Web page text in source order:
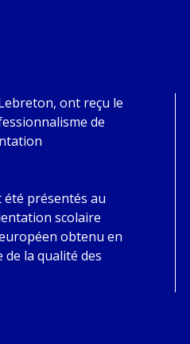
ont reçu le
de
été présentés au
scolaire
obtenu en
de la qualité des